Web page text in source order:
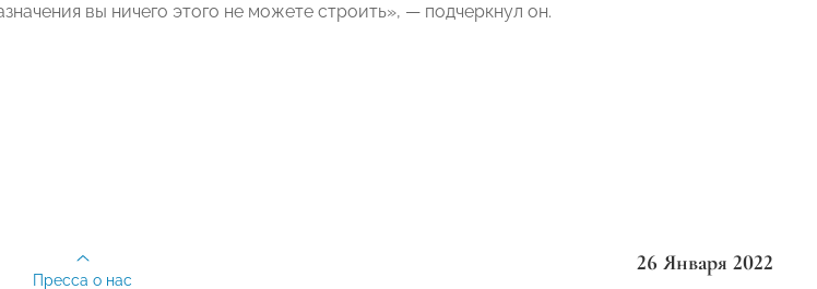
вы ничего этого не можете строить», — подчеркнул он.
26 Января 2022
Пресса о нас